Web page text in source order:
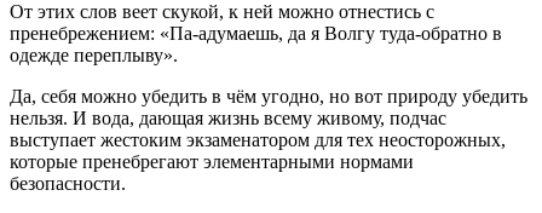
От этих слов веет скукой, к ней можно отнестись с
пренебрежением: «Па-адумаешь, да я Волгу туда-обратно в
одежде переплыву».
Да, себя можно убедить в чём угодно, но вот природу убедить
нельзя. И вода, дающая жизнь всему живому, подчас
выступает жестоким экзаменатором для тех неосторожных,
которые пренебрегают элементарными нормами
безопасности.